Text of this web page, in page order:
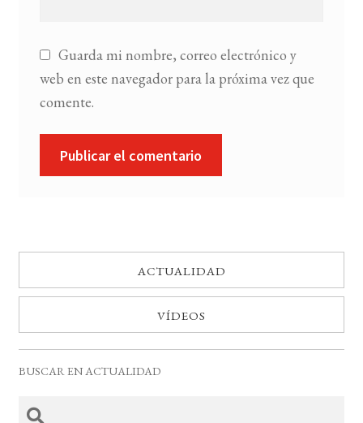
Guarda mi nombre, correo electrónico y
web en este navegador para la próxima vez que
comente.
ACTUALIDAD
VÍDEOS
BUSCAR EN ACTUALIDAD